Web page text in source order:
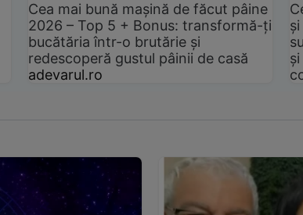
Cea mai bună mașină de făcut pâine
2026 – Top 5 + Bonus: transformă-ți
bucătăria într-o brutărie și
redescoperă gustul pâinii de casă
adevarul.ro